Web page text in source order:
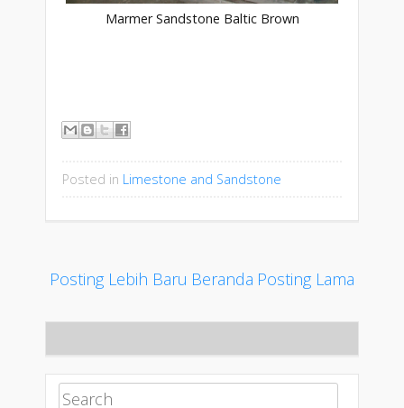
Marmer Sandstone Baltic Brown
Posted in Limestone and Sandstone
Posting Lebih Baru Posting Lama
Beranda
Search for: